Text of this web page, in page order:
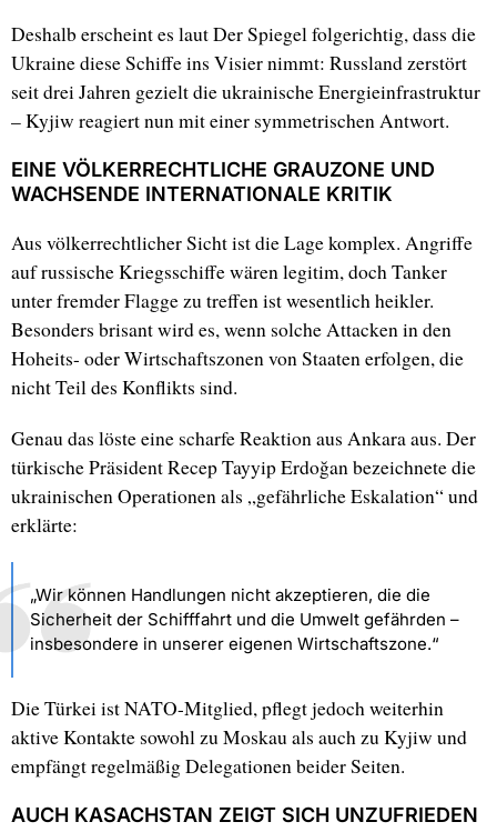
Deshalb erscheint es laut Der Spiegel folgerichtig, dass die
Ukraine diese Schiffe ins Visier nimmt: Russland zerstört
seit drei Jahren gezielt die ukrainische Energieinfrastruktur
– Kyjiw reagiert nun mit einer symmetrischen Antwort.
EINE VÖLKERRECHTLICHE GRAUZONE UND
WACHSENDE INTERNATIONALE KRITIK
Aus völkerrechtlicher Sicht ist die Lage komplex. Angriffe
auf russische Kriegsschiffe wären legitim, doch Tanker
unter fremder Flagge zu treffen ist wesentlich heikler.
Besonders brisant wird es, wenn solche Attacken in den
Hoheits- oder Wirtschaftszonen von Staaten erfolgen, die
nicht Teil des Konflikts sind.
Genau das löste eine scharfe Reaktion aus Ankara aus. Der
türkische Präsident Recep Tayyip Erdoğan bezeichnete die
ukrainischen Operationen als „gefährliche Eskalation“ und
erklärte:
„Wir können Handlungen nicht akzeptieren, die die
Sicherheit der Schifffahrt und die Umwelt gefährden –
insbesondere in unserer eigenen Wirtschaftszone.“
Die Türkei ist NATO-Mitglied, pflegt jedoch weiterhin
aktive Kontakte sowohl zu Moskau als auch zu Kyjiw und
empfängt regelmäßig Delegationen beider Seiten.
AUCH KASACHSTAN ZEIGT SICH UNZUFRIEDEN